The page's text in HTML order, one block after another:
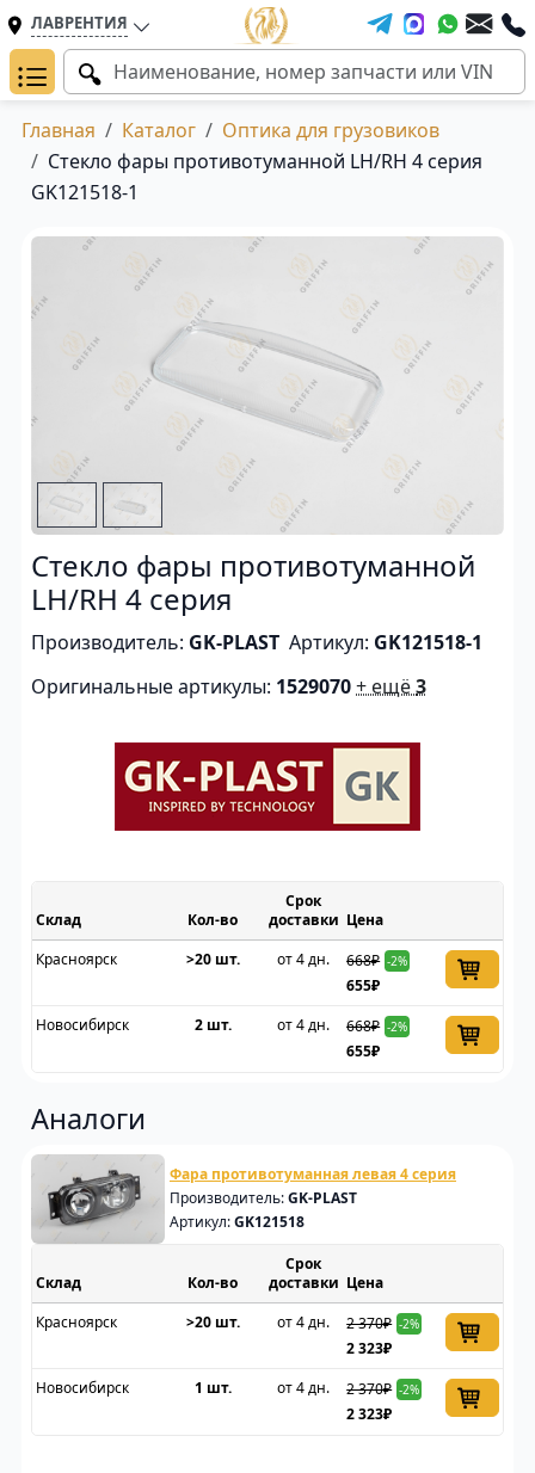
ЛАВРЕНТИЯ
Главная Каталог
Оптика для грузовиков
Стекло фары противотуманной LH/RH 4 серия
GK121518-1
Стекло фары противотуманной
LH/RH 4 серия
Производитель: GK-PLAST Артикул: GK121518-1
Оригинальные артикулы: 1529070+ ещё3
Склад
Срок
доставки Цена
Красноярск
>20 шт. от 4 дн. 668₽ -2%
655₽
Новосибирск
2 шт. от 4 дн. 668₽ -2%
655₽
Аналоги
Фара противотуманная левая 4 серия
Производитель:GK-PLAST
Артикул:GK121518
Склад
Срок
доставки Цена
Красноярск
>20 шт. от 4 дн. 2 370₽ -2%
2 323₽
Новосибирск
1 шт. от 4 дн. 2 370₽ -2%
2 323₽